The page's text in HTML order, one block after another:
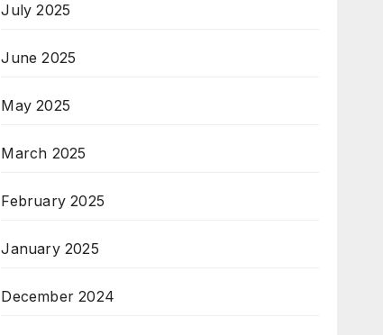
July 2025
June 2025
May 2025
March 2025
February 2025
January 2025
December 2024